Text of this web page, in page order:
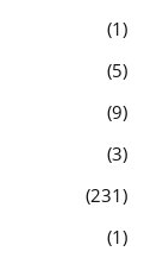
1
5
9
3
231
1